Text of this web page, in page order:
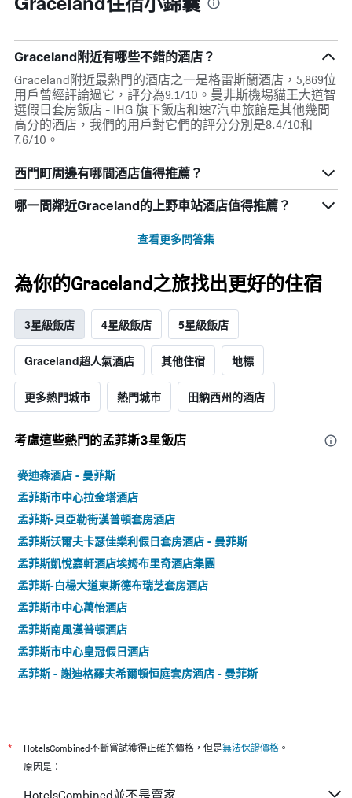
Graceland附近有哪些不錯的酒店？
Graceland附近最熱門的酒店之一是格雷斯蘭酒店，5,869位
用戶曾經評論過它，評分為9.1/10。曼非斯機場貓王大道智
選假日套房飯店 - IHG 旗下飯店和速7汽車旅館是其他幾間
高分的酒店，我們的用戶對它們的評分分別是8.4/10和
7.6/10。
西門町周邊有哪間酒店值得推薦？
哪一間鄰近Graceland的上野車站酒店值得推薦？
查看更多問答集
為你的Graceland之旅找出更好的住宿
3星級飯店 4星級飯店 5星級飯店
Graceland超人氣酒店 其他住宿 地標
更多熱門城市 熱門城市 田納西州的酒店
考慮這些熱門的孟菲斯3星​飯店
麥迪森酒店 - 曼菲斯
孟菲斯市中心拉金塔酒店
孟菲斯-貝亞勒街漢普頓套房酒店
孟菲斯沃爾夫卡瑟佳樂利假日套房酒店 - 曼菲斯
孟菲斯凱悅嘉軒酒店埃姆布里奇酒店集團
孟菲斯-白楊大道東斯德布瑞芝套房酒店
孟菲斯市中心萬怡酒店
孟菲斯南風漢普頓酒店
孟菲斯市中心皇冠假日酒店
孟菲斯 - 謝迪格羅夫希爾頓恒庭套房酒店 - 曼菲斯
* HotelsCombined不斷嘗試獲得正確的價格，但是無法保證價格 。
原因是：